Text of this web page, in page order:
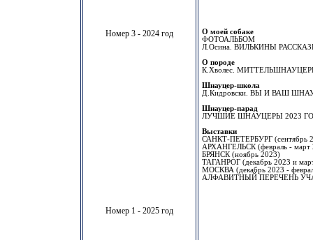
Номер 3 - 2024 год
Номер 1 - 2025 год
О моей собаке
ФОТОАЛЬБОМ
Л.Осина. ВИЛЬКИНЫ
О породе
К.Хволес.
Шнауцер-школа
Д.Кидровски. ВЫ И ВАШ
Шнауцер-парад
ЛУЧШИЕ ШНАУЦЕРЫ 2023
Выставки
САНКТ-ПЕТЕРБУРГ (сентябрь
АРХАНГЕЛЬСК (февраль - март
БРЯНСК (ноябрь 2023)
ТАГАНРОГ (декабрь 2023 и
МОСКВА (декабрь 2023 -
АЛФАВИТНЫЙ ПЕРЕЧЕНЬ